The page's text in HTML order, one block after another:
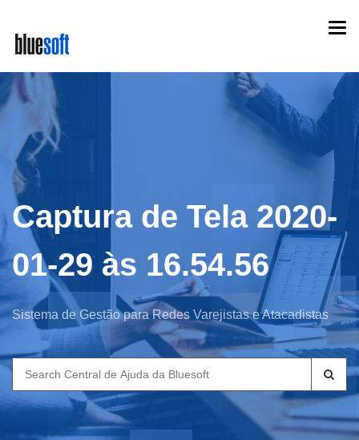
main
content
Captura de Tela 2020-
01-29 às 16.54.56
Sistema de Gestão para Redes Varejistas e Atacadistas
Search
for: